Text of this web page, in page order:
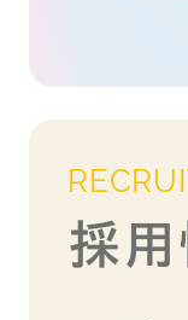
採用